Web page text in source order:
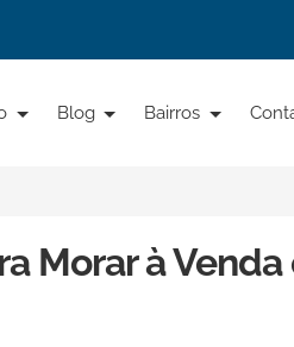
Blog Bairros
Morar à Venda